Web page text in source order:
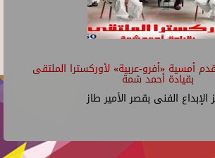
أمسية «أفرو-عربية» لأوركسترا الملتقى
بقيادة أحمد شمة
الإبداع الفنى بقصر الأمير طاز